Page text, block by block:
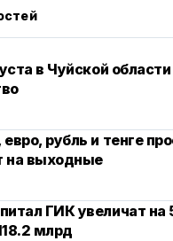
в Чуйской
рубль и тенге
на выходные
ГИК увеличат на
млрд